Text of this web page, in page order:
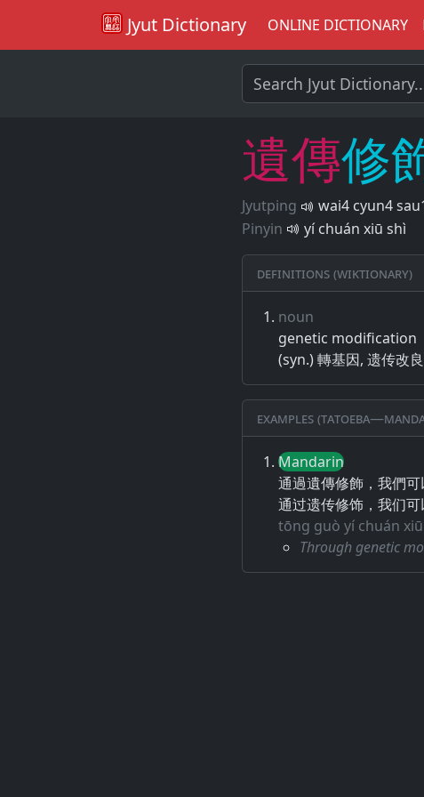
Jyut Dictionary ONLINE DICTIONARY
遺傳修
Jyutping
wai4 cyun4
Pinyin
yí chuán xiū shì
Definitions (Wiktionary)
noun
genetic modification
(syn.) 轉基因, 遗传改
Examples
Mandarin
通過遺傳修飾，我們可
通过遗传修饰，我们可
tōng guò yí chuán
Through genetic